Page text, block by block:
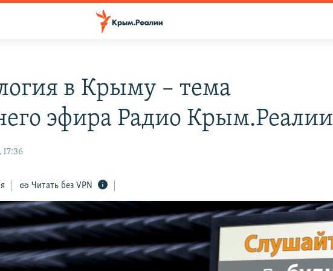
в Крыму – тема
эфира Радио Крым.Реалии
17:36
Читать без VPN